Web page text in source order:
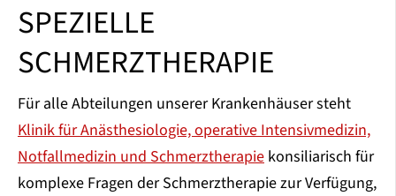
SPEZIELLE
SCHMERZTHERAPIE
Für alle Abteilungen unserer Krankenhäuser steht
Klinik für Anästhesiologie, operative Intensivmedizin,
Notfallmedizin und Schmerztherapie konsiliarisch für
komplexe Fragen der Schmerztherapie zur Verfügung,